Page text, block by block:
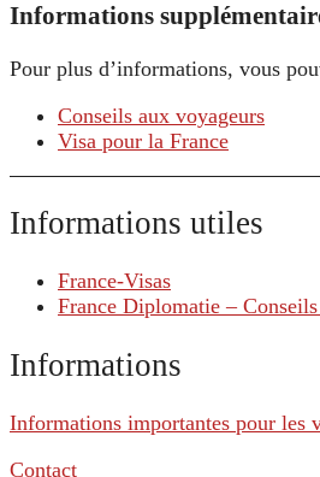
Informations
Pour plus d’informations, vous
Conseils aux voyageurs
Visa pour la France
Informations utiles
France-Visas
France Diplomatie –
Informations
Informations importantes pour les
Contact